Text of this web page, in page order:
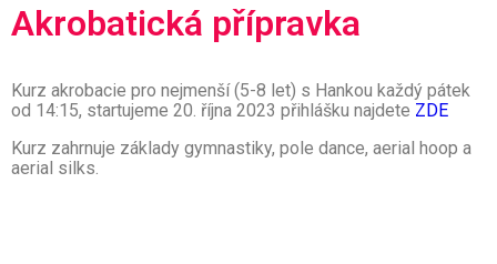
Akrobatická přípravka
Kurz akrobacie pro nejmenší (5-8 let) s Hankou každý pátek
od 14:15, startujeme 20. října 2023 přihlášku najdete ZDE
Kurz zahrnuje základy gymnastiky, pole dance, aerial hoop a
aerial silks.